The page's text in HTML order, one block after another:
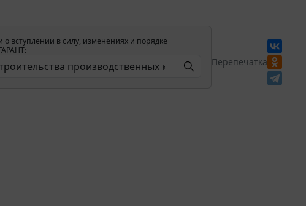
вступлении в силу, изменениях и порядке
Перепечатка